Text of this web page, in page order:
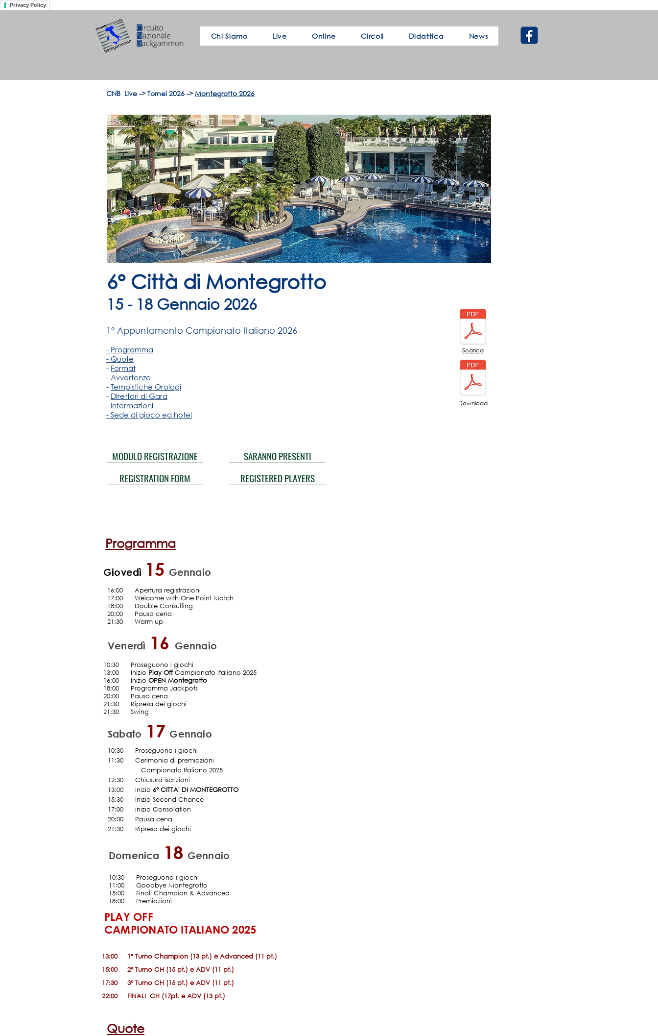
Privacy Policy
Chi Siamo Live Online Circoli Didattica News
CNB Live ->Tornei 2026 ->Montegrotto 2026
6° Città di Montegrotto
15 - 18 Gennaio 2026
1° Appuntamento Campionato Italiano 2026
- Programma
- Quote
- Format
- Avvertenze
- Tempistiche Orologi
- Direttori di Gara
- Informazioni
- Sede di gioco ed hotel
MODULO REGISTRAZIONE
REGISTRATION FORM
SARANNO PRESENTI
REGISTERED PLAYERS
Scarica
Download
Programma
Giovedì 15 Gennaio
16:00
Apertura registrazioni
17:00
Welcome with One Point Match
18:00 Double Consulting
20:00 Pausa cena
21:30 Warm up
Venerdì 16 Gennaio
10:30
Proseguono i giochi
13:00 Inizio Play OffCampionato Italiano 2025
16:00
Inizio OPEN Montegrotto
18:00
Programma Jackpots
20:00 Pausa cena
21:30
Ripresa dei giochi
21:30 Swing
Sabato 17 Gennaio
10:30
Proseguono i giochi
11:30
Cerimonia di premiazioni
Campionato Italiano 2025
12:30
Chiusura iscrizioni
13:00 Inizio 6° CITTA' DI MONTEGROTTO
15:30 Inizio Second Chance
17:00
inizio Consolation
20:00 Pausa cena
21:30 Ripresa dei giochi
Domenica 18 Gennaio
10:30
Proseguono i giochi
11:00
Goodbye Montegrotto
15:00
Finali Champion & Advanced
18:00
Premiazioni
PLAY OFF
CAMPIONATO ITALIANO 2025
13:00..... 1° Turno Champion (13 pt.) e Advanced (11 pt.)
15:00..... 2° Turno CH (15 pt.) e ADV (11 pt.)
17:30
3° Turno CH (15 pt.) e ADV (11 pt.)
22:00
FINALI CH (17pt. e ADV (13 pt.)
Quote